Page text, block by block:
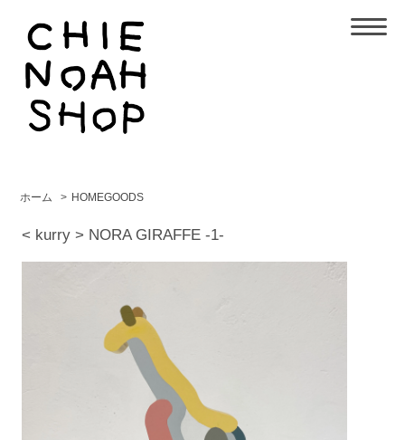
ホーム > HOMEGOODS
< kurry > NORA GIRAFFE -1-